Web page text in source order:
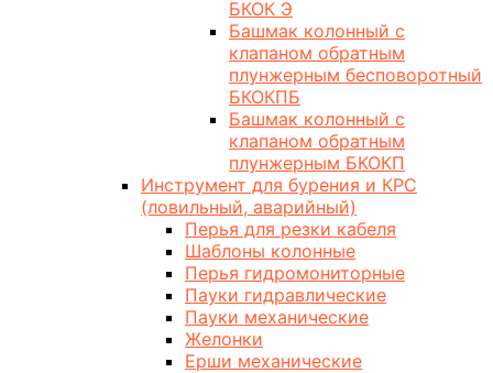
БКОК Э
Башмак колонный с
клапаном обратным
плунжерным бесповоротный
БКОКПБ
Башмак колонный с
клапаном обратным
плунжерным БКОКП
Инструмент для бурения и КРС
(ловильный, аварийный)
Перья для резки кабеля
Шаблоны колонные
Перья гидромониторные
Пауки гидравлические
Пауки механические
Желонки
Ерши механические